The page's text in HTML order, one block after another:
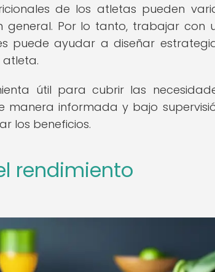
de los atletas pueden
Por lo tanto, trabajar con
puede ayudar a diseñar
útil para cubrir las
manera informada y bajo
los beneficios.
rendimiento